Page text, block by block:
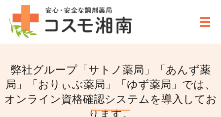
メ
弊社グループ「サトノ薬局」「あんず薬
局」「おりぃぶ薬局」「ゆず薬局」では、
オンライン資格確認システムを導入してお
ります。